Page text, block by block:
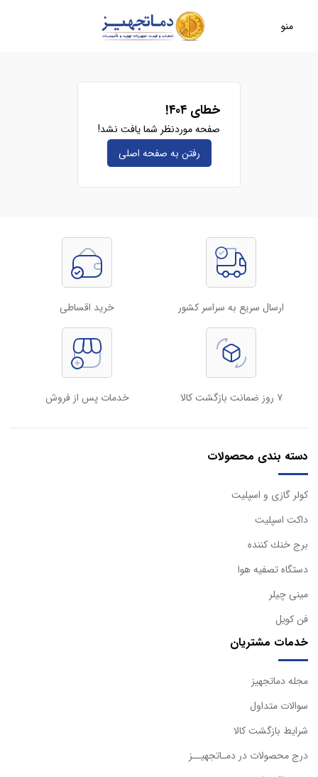
منو
خطای ۴۰۴!
صفحه موردنظر شما یافت نشد!
رفتن به صفحه‌ اصلی
ارسال سریع به سراسر کشور خرید اقساطی
۷ روز ضمانت بازگشت کالا خدمات پس از فروش
دسته بندی محصولات
كولر گازی و اسپليت
داكت اسپليت
برج خنك كننده
دستگاه تصفيه هوا
مینی چیلر
فن کویل
خدمات مشتریان
مجله دماتجهیز
سوالات متداول
شرایط بازگشت کالا
درج محصولات در دمـاتجهیــز